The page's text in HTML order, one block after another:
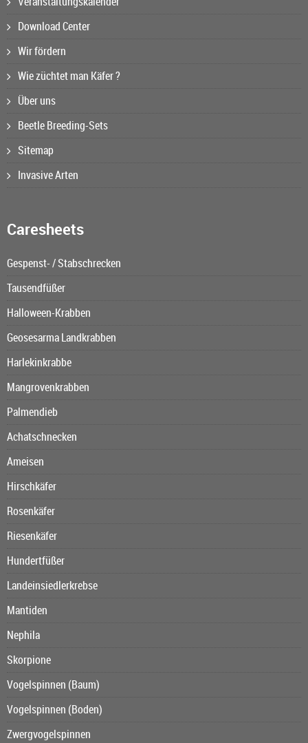
Download Center
Wir fördern
Wie züchtet man Käfer ?
Über uns
Beetle Breeding-Sets
Sitemap
Invasive Arten
Caresheets
Gespenst- / Stabschrecken
Tausendfüßer
Halloween-Krabben
Geosesarma Landkrabben
Harlekinkrabbe
Mangrovenkrabben
Palmendieb
Achatschnecken
Ameisen
Hirschkäfer
Rosenkäfer
Riesenkäfer
Hundertfüßer
Landeinsiedlerkrebse
Mantiden
Nephila
Skorpione
Vogelspinnen (Baum)
Vogelspinnen (Boden)
Zwergvogelspinnen